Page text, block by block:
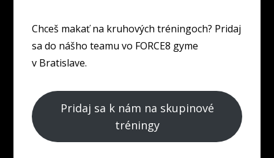
Chceš makať na kruhových tréningoch? Pridaj
sa do nášho teamu vo FORCE8 gyme
v Bratislave.
Pridaj sa k nám na skupinové
tréningy